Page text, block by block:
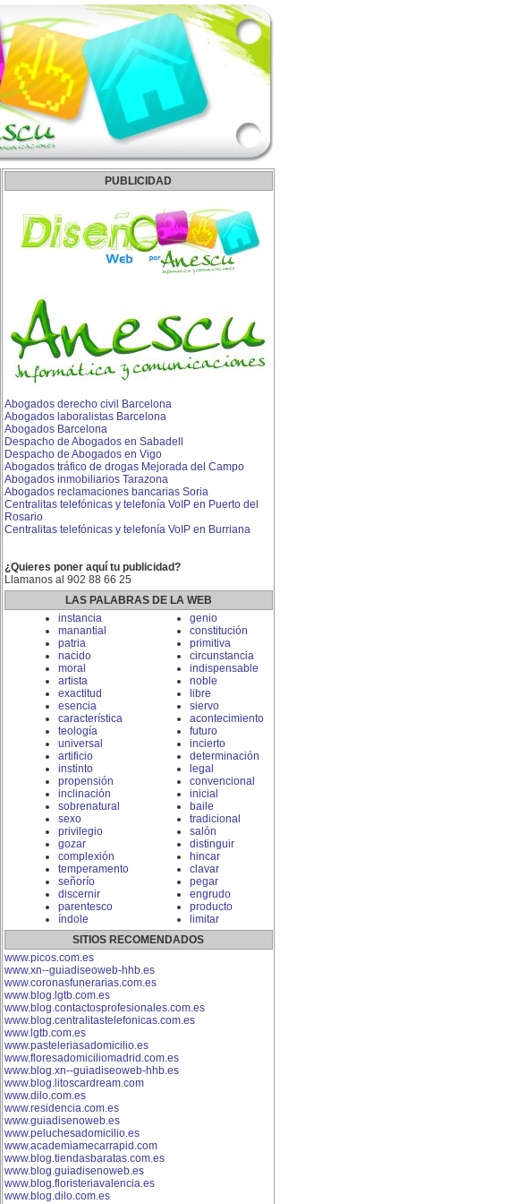
PUBLICIDAD
Abogados derecho civil Barcelona
Abogados laboralistas Barcelona
Abogados Barcelona
Despacho de Abogados en Sabadell
Despacho de Abogados en Vigo
Abogados tráfico de drogas Mejorada del Campo
Abogados inmobiliarios Tarazona
Abogados reclamaciones bancarias Soria
Centralitas telefónicas y telefonía VoIP en Puerto del
Rosario
Centralitas telefónicas y telefonía VoIP en Burriana
¿Quieres poner aquí tu publicidad?
Llamanos al 902 88 66 25
LAS PALABRAS DE LA WEB
instancia
manantial
patria
nacido
moral
artista
exactitud
esencia
característica
teología
universal
artificio
instinto
propensión
inclinación
sobrenatural
sexo
privilegio
gozar
complexión
temperamento
señorío
discernir
parentesco
índole
genio
constitución
primitiva
circunstancia
indispensable
noble
libre
siervo
acontecimiento
futuro
incierto
determinación
legal
convencional
inicial
baile
tradicional
salón
distinguir
hincar
clavar
pegar
engrudo
producto
limitar
SITIOS RECOMENDADOS
www.picos.com.es
www.xn--guiadiseoweb-hhb.es
www.coronasfunerarias.com.es
www.blog.lgtb.com.es
www.blog.contactosprofesionales.com.es
www.blog.centralitastelefonicas.com.es
www.lgtb.com.es
www.pasteleriasadomicilio.es
www.floresadomiciliomadrid.com.es
www.blog.xn--guiadiseoweb-hhb.es
www.blog.litoscardream.com
www.dilo.com.es
www.residencia.com.es
www.guiadisenoweb.es
www.peluchesadomicilio.es
www.academiamecarrapid.com
www.blog.tiendasbaratas.com.es
www.blog.guiadisenoweb.es
www.blog.floristeriavalencia.es
www.blog.dilo.com.es